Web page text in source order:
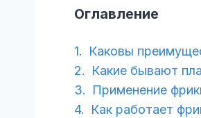
Оглавление
Каковы
Какие бывают
Применение
Как работает